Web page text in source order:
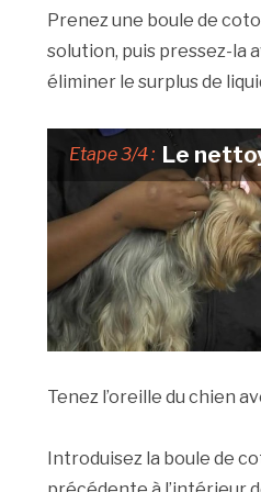
Prenez une boule de
solution, puis pressez-la
éliminer le surplus de
Etape 3/4 : Le
Tenez l’oreille du chien
Introduisez la boule de